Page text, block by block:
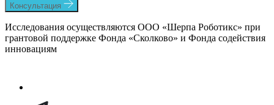
Консультация
Исследования осуществляются ООО «Шерпа Роботикс» при
грантовой поддержке Фонда «Сколково» и Фонда содействия
инновациям